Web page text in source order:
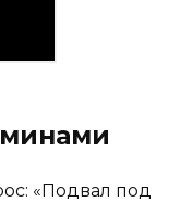
«Подвал под